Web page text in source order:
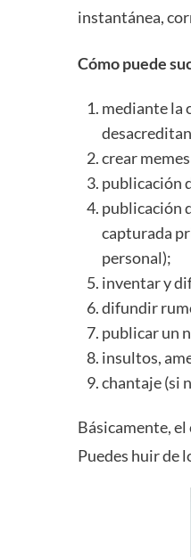
instantánea,
Cómo puede
mediante la
crear
publicación
publicación
capturada
personal);
inventar y
difundir
publicar un
insultos,
chantaje (si
Básicamente, el
Puedes huir de